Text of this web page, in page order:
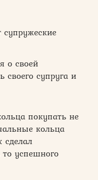
о своей
своего супруга и
покупать не
кольца
успешного